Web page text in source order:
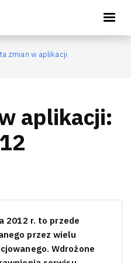
zmian w aplikacji
aplikacji:
2012 r. to przede
przez wielu
Wdrożone